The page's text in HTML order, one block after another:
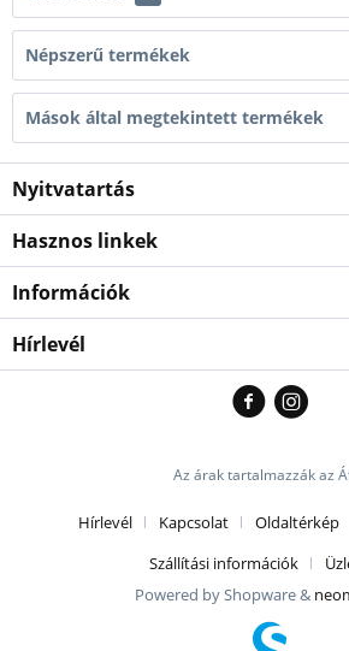
Népszerű termékek
Mások által megtekintett termékek
Nyitvatartás
Hasznos linkek
Információk
Hírlevél
Az árak tartalmazzák az
Hírlevél Kapcsolat Oldaltérkép
Szállítási információk
Powered by Shopware &